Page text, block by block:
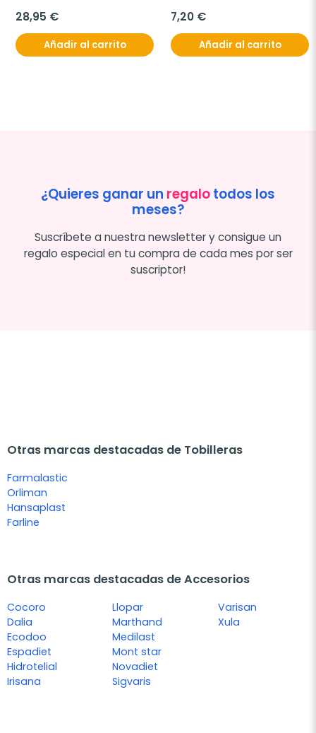
28,95 €
Añadir al carrito
7,20 €
Añadir al carrito
¿Quieres ganar un regalotodos los
meses?
Suscríbete a nuestra newsletter y consigue un
regalo especial en tu compra de cada mes por ser
suscriptor!
Otras marcas destacadas de Tobilleras
Farmalastic
Orliman
Hansaplast
Farline
Otras marcas destacadas de Accesorios
Cocoro
Dalia
Ecodoo
Espadiet
Hidrotelial
Irisana
Llopar
Marthand
Medilast
Mont star
Novadiet
Sigvaris
Varisan
Xula